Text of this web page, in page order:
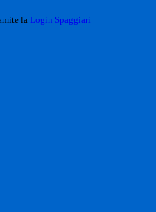
la Login Spaggiari